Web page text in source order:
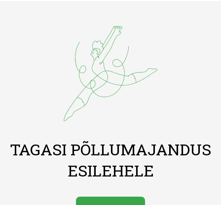
TAGASI PÕLLUMAJANDUS
ESILEHELE